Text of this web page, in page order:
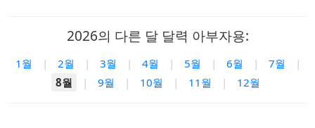
2026의 다른 달 달력 아부자용:
1월 | 2월 | 3월 | 4월 | 5월 | 6월 | 7월
|
8월
| 9월 | 10월 | 11월 | 12월